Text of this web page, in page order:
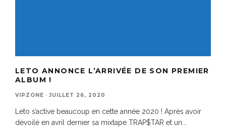
LETO ANNONCE L’ARRIVÉE DE SON PREMIER
ALBUM !
VIPZONE · JUILLET 26, 2020
Leto s’active beaucoup en cette année 2020 ! Après avoir
dévoilé en avril dernier sa mixtape TRAP$TAR et un